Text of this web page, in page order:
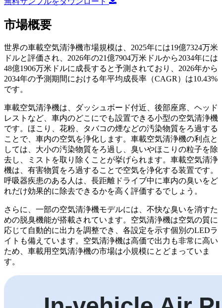
市場概要
世界の車載空気清浄機市場規模は、2025年には19億7324万米
ドルと評価され、2026年の21億7904万米ドルから2034年には
48億1906万米ドルに成長すると予測されており、2026年から
2034年の予測期間における年平均成長率（CAGR）は10.43%
です。
車載空気清浄機は、ダッシュボード付近、後部座席、ヘッド
レストなど、車内のどこにでも設置できる小型の空気清浄機
です。ほこり、花粉、タバコの煙などの汚染物質をろ過する
ことで、車内の空気を浄化します。車載空気清浄機の利点と
しては、大小の汚染物質をろ過し、臭いやほこりの粒子を除
去し、ミストを取り除くことが挙げられます。車載空気清浄
機は、有害物質をろ過することで空気を浄化する装置です。
呼吸器疾患のある人は、長距離ドライブ中に車内の臭いをど
れだけ効果的に除去できるかを高く評価するでしょう。
さらに、一部の空気清浄機モデルには、不快な臭いを消すた
めの脱臭機能が搭載されています。空気清浄機は空気の質に
応じて自動的に出力を調整でき、各設定を示す個別のLEDラ
イトも備えています。空気清浄機は高価で出力も非常に高い
ため、車載用空気清浄機の市場は小規模にとどまっていま
す。